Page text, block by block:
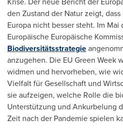
den Zustand der Natur zeigt,
Europa nicht besser steht. Im Mai
Europäische Europäische
Biodiversitätsstrategie
anzugehen. Die EU Green Week
widmen und hervorheben, wie
Vielfalt für Gesellschaft und
sie aufzeigen, welche Rolle die
Unterstützung und Ankurbelung
Zeit nach der Pandemie spielen